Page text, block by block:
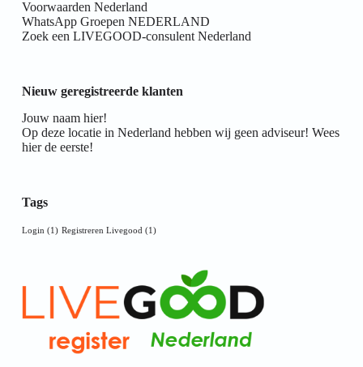
Voorwaarden Nederland
WhatsApp Groepen NEDERLAND
Zoek een LIVEGOOD-consulent Nederland
Nieuw geregistreerde klanten
Jouw naam hier!
Op deze locatie in Nederland hebben wij geen adviseur! Wees
hier de eerste!
Tags
Login (1) Registreren Livegood (1)